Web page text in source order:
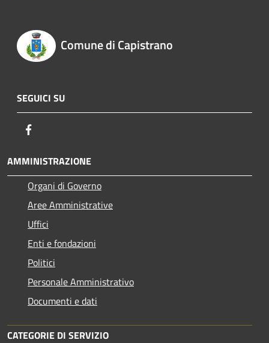
Comune di Capistrano
SEGUICI SU
AMMINISTRAZIONE
Organi di Governo
Aree Amministrative
Uffici
Enti e fondazioni
Politici
Personale Amministrativo
Documenti e dati
CATEGORIE DI SERVIZIO